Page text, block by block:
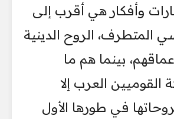
وأفكار هي أقرب إلى
المتطرف، الروح الدينية
بينما هم ما
القوميين العرب إلا
في طورها الأول